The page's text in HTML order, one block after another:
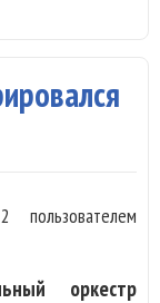
пользователем
оркестр